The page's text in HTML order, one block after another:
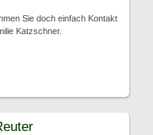
Sie doch einfach Kontakt
Katzschner.